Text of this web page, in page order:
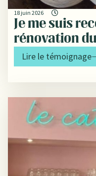
18 juin 2026
Je me suis
rénovation
Lire le témoignage